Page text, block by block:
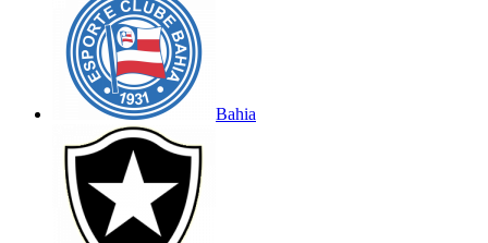
Bahia